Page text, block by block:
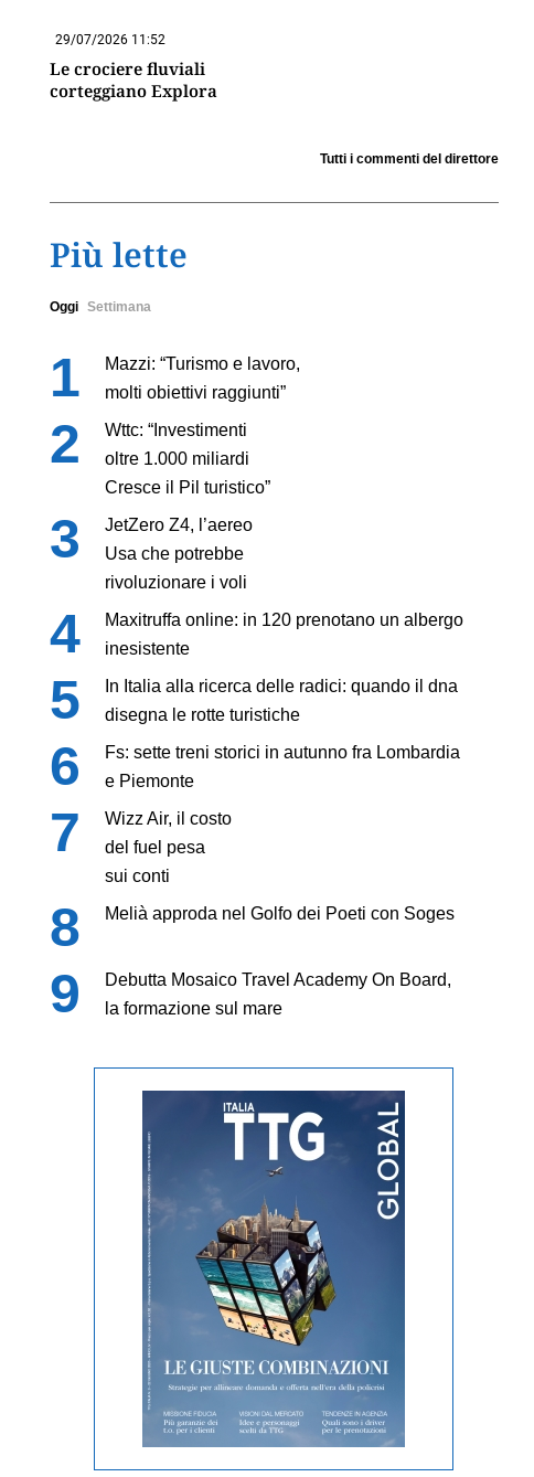
29/07/2026 11:52
Le crociere fluviali
corteggiano Explora
Tutti i commenti del direttore
Più lette
Oggi Settimana
Mazzi: “Turismo e lavoro,
molti obiettivi raggiunti”
Wttc: “Investimenti
oltre 1.000 miliardi
Cresce il Pil turistico”
JetZero Z4, l’aereo
Usa che potrebbe
rivoluzionare i voli
Maxitruffa online: in 120 prenotano un albergo
inesistente
In Italia alla ricerca delle radici: quando il dna
disegna le rotte turistiche
Fs: sette treni storici in autunno fra Lombardia
e Piemonte
Wizz Air, il costo
del fuel pesa
sui conti
Melià approda nel Golfo dei Poeti con Soges
Debutta Mosaico Travel Academy On Board,
la formazione sul mare